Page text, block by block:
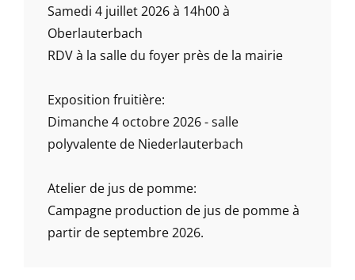
Samedi 4 juillet 2026 à 14h00 à
Oberlauterbach
RDV à la salle du foyer près de la mairie
Exposition fruitière:
Dimanche 4 octobre 2026 - salle
polyvalente de Niederlauterbach
Atelier de jus de pomme:
Campagne production de jus de pomme à
partir de septembre 2026.